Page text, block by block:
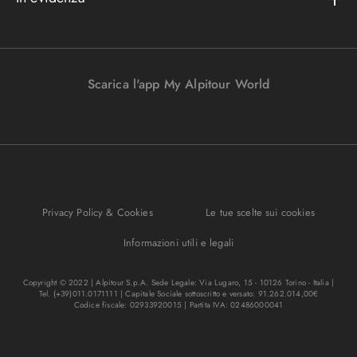
Convenzioni
Viaggi Incentive
I nostri partners
Viaggi di nozze
Destinazione cambiamento
Scarica l'app My Alpitour World
Privacy Policy & Cookies
Le tue scelte sui cookies
Informazioni utili e legali
Copyright © 2022 | Alpitour S.p.A. Sede Legale: Via Lugaro, 15 - 10126 Torino - Italia |
Tel. (+39)011.0171111 | Capitale Sociale sottoscritto e versato: 91.262.014,00€
Codice fiscale: 02933920015 | Partita IVA: 02486000041